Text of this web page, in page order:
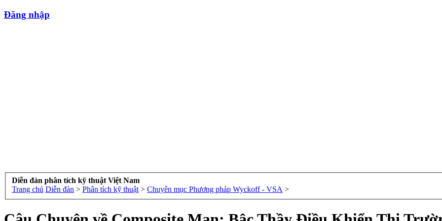
Đăng nhập
Diễn đàn phân tích kỹ thuật Việt Nam
Trang chủ Diễn đàn > Phân tích kỹ thuật > Chuyên mục Phương pháp Wyckoff - VSA >